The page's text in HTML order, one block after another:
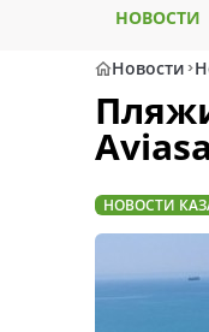
НОВОСТИ
Новости
НОВОСТИ